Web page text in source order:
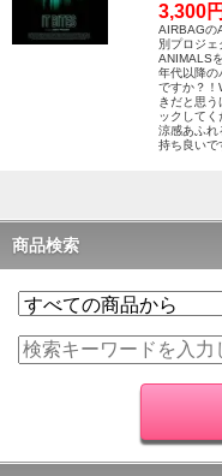
3,300
AIRBAGの
別プロジ
ANIMALS
年代以降の
ですか？！
きだと思
ックして
涼感あふれ
持ち良いで
商品検索